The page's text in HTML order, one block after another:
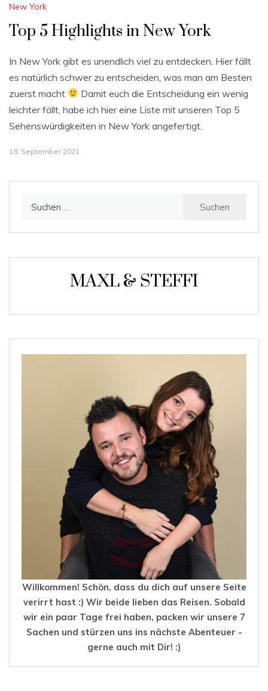
New York
Top 5 Highlights in New York
In New York gibt es unendlich viel zu entdecken. Hier fällt
es natürlich schwer zu entscheiden, was man am Besten
zuerst macht
Damit euch die Entscheidung ein wenig
leichter fällt, habe ich hier eine Liste mit unseren Top 5
Sehenswürdigkeiten in New York angefertigt.
18. September 2021
MAXL & STEFFI
Willkommen! Schön, dass du dich auf unsere Seite
verirrt hast :) Wir beide lieben das Reisen. Sobald
wir ein paar Tage frei haben, packen wir unsere 7
Sachen und stürzen uns ins nächste Abenteuer -
gerne auch mit Dir! :)